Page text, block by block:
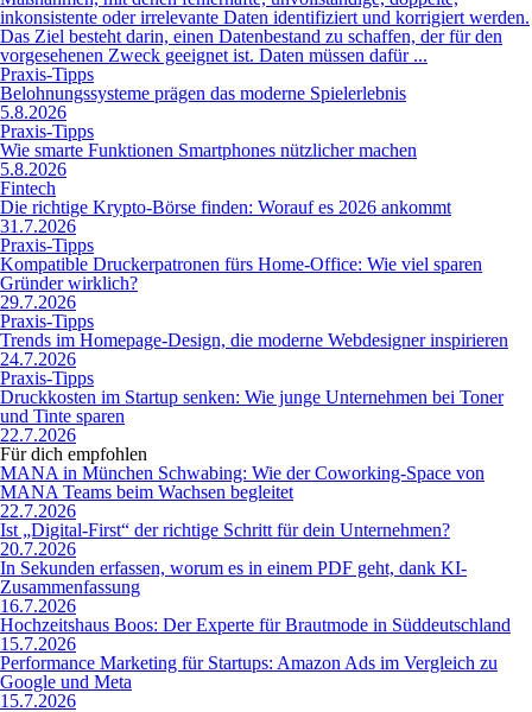
inkonsistente oder irrelevante Daten identifiziert und korrigiert werden.
Das Ziel besteht darin, einen Datenbestand zu schaffen, der für den
vorgesehenen Zweck geeignet ist. Daten müssen dafür ...
Praxis-Tipps
Belohnungssysteme prägen das moderne Spielerlebnis
5.8.2026
Praxis-Tipps
Wie smarte Funktionen Smartphones nützlicher machen
5.8.2026
Fintech
Die richtige Krypto-Börse finden: Worauf es 2026 ankommt
31.7.2026
Praxis-Tipps
Kompatible Druckerpatronen fürs Home-Office: Wie viel sparen
Gründer wirklich?
29.7.2026
Praxis-Tipps
Trends im Homepage-Design, die moderne Webdesigner inspirieren
24.7.2026
Praxis-Tipps
Druckkosten im Startup senken: Wie junge Unternehmen bei Toner
und Tinte sparen
22.7.2026
Für dich empfohlen
MANA in München Schwabing: Wie der Coworking-Space von
MANA Teams beim Wachsen begleitet
22.7.2026
Ist „Digital-First“ der richtige Schritt für dein Unternehmen?
20.7.2026
In Sekunden erfassen, worum es in einem PDF geht, dank KI-
Zusammenfassung
16.7.2026
Hochzeitshaus Boos: Der Experte für Brautmode in Süddeutschland
15.7.2026
Performance Marketing für Startups: Amazon Ads im Vergleich zu
Google und Meta
15.7.2026